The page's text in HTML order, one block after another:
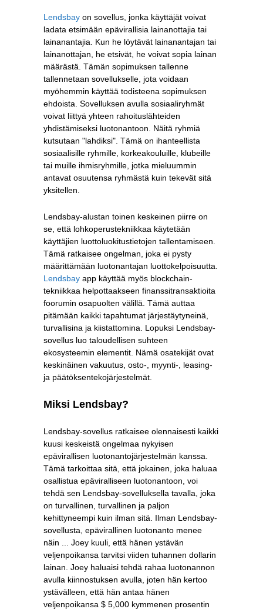
Lendsbay on sovellus, jonka käyttäjät voivat
ladata etsimään epävirallisia lainanottajia tai
lainanantajia. Kun he löytävät lainanantajan tai
lainanottajan, he etsivät, he voivat sopia lainan
määrästä. Tämän sopimuksen tallenne
tallennetaan sovellukselle, jota voidaan
myöhemmin käyttää todisteena sopimuksen
ehdoista. Sovelluksen avulla sosiaaliryhmät
voivat liittyä yhteen rahoituslähteiden
yhdistämiseksi luotonantoon. Näitä ryhmiä
kutsutaan "lahdiksi". Tämä on ihanteellista
sosiaalisille ryhmille, korkeakouluille, klubeille
tai muille ihmisryhmille, jotka mieluummin
antavat osuutensa ryhmästä kuin tekevät sitä
yksitellen.
Lendsbay-alustan toinen keskeinen piirre on
se, että lohkoperustekniikkaa käytetään
käyttäjien luottoluokitustietojen tallentamiseen.
Tämä ratkaisee ongelman, joka ei pysty
määrittämään luotonantajan luottokelpoisuutta.
Lendsbay app käyttää myös blockchain-
tekniikkaa helpottaakseen finanssitransaktioita
foorumin osapuolten välillä. Tämä auttaa
pitämään kaikki tapahtumat järjestäytyneinä,
turvallisina ja kiistattomina. Lopuksi Lendsbay-
sovellus luo taloudellisen suhteen
ekosysteemin elementit. Nämä osatekijät ovat
keskinäinen vakuutus, osto-, myynti-, leasing-
ja päätöksentekojärjestelmät.
Miksi Lendsbay?
Lendsbay-sovellus ratkaisee olennaisesti kaikki
kuusi keskeistä ongelmaa nykyisen
epävirallisen luotonantojärjestelmän kanssa.
Tämä tarkoittaa sitä, että jokainen, joka haluaa
osallistua epäviralliseen luotonantoon, voi
tehdä sen Lendsbay-sovelluksella tavalla, joka
on turvallinen, turvallinen ja paljon
kehittyneempi kuin ilman sitä. Ilman Lendsbay-
sovellusta, epävirallinen luotonanto menee
näin ... Joey kuuli, että hänen ystävän
veljenpoikansa tarvitsi viiden tuhannen dollarin
lainan. Joey haluaisi tehdä rahaa luotonannon
avulla kiinnostuksen avulla, joten hän kertoo
ystävälleen, että hän antaa hänen
veljenpoikansa $ 5,000 kymmenen prosentin